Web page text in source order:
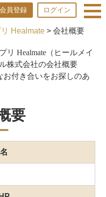
会員登録 ログイン
Healmate > 会社概要
リ Healmate（ヒールメイ
株式会社の会社概要
お付き合いをお探しのあ
要